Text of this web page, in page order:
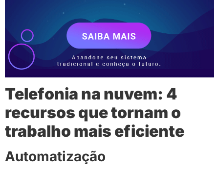
Telefonia na nuvem: 4
recursos que tornam o
trabalho mais eficiente
Automatização